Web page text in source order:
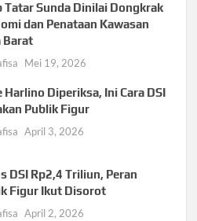
Tatar Sunda Dinilai Dongkrak
dan Penataan Kawasan
Barat
Mei 19, 2026
Harlino Diperiksa, Ini Cara DSI
Publik Figur
April 3, 2026
DSI Rp2,4 Triliun, Peran
Figur Ikut Disorot
April 2, 2026